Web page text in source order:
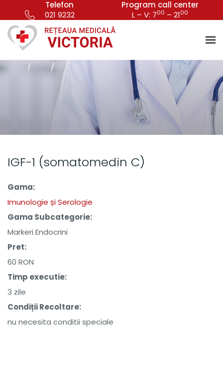
Telefon
021 9232
Program call center
L – V: 700 – 2100
IGF-1 (somatomedin C)
Gama:
Imunologie și Serologie
Gama Subcategorie:
Markeri Endocrini
Pret:
60 RON
Timp executie:
3 zile
Condiții Recoltare:
nu necesita conditii speciale